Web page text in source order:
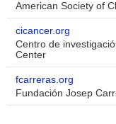
American Society of
cicancer.org
Centro de
Center
fcarreras.org
Fundación Josep